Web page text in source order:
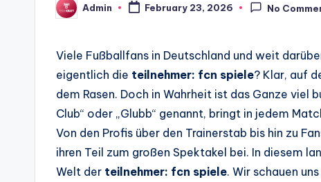
Posted
by
Admin February 23, 2026 No
Viele Fußballfans in Deutschland und weit
eigentlich die teilnehmer: fcn spiele? Klar, auf
dem Rasen. Doch in Wahrheit ist das Ganze viel
Club“ oder „Glubb“ genannt, bringt in jedem
Von den Profis über den Trainerstab bis hin zu
ihren Teil zum großen Spektakel bei. In diesem
Welt der teilnehmer: fcn spiele. Wir schauen